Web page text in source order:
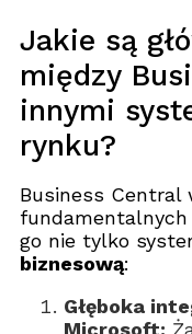
Jakie są
między
innymi
rynku?
Business Central
fundamentalnych
go nie tylko
biznesową:
Głęboka
Microsoft: